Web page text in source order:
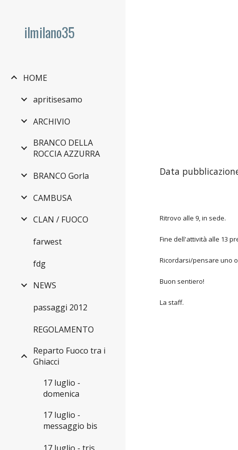
ilmilano35
HOME
apritisesamo
ARCHIVIO
BRANCO DELLA
ROCCIA AZZURRA
BRANCO Gorla
CAMBUSA
CLAN / FUOCO
farwest
fdg
NEWS
passaggi 2012
REGOLAMENTO
Reparto Fuoco tra i
Ghiacci
17 luglio -
domenica
17 luglio -
messaggio bis
Data
Ritrovo alle 9, in sede.
Fine dell'attività alle 13
Ricordarsi/pensare uno
Buon sentiero!
La staff.